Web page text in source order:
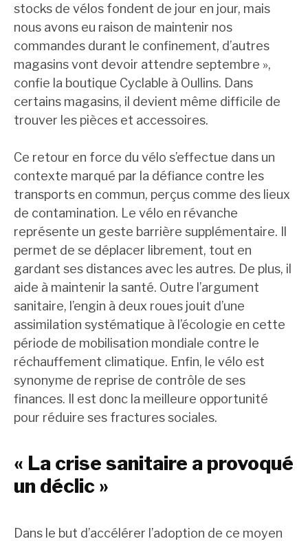
stocks de vélos fondent de jour en jour, mais
nous avons eu raison de maintenir nos
commandes durant le confinement, d’autres
magasins vont devoir attendre septembre »,
confie la boutique Cyclable à Oullins. Dans
certains magasins, il devient même difficile de
trouver les pièces et accessoires.
Ce retour en force du vélo s’effectue dans un
contexte marqué par la défiance contre les
transports en commun, perçus comme des lieux
de contamination. Le vélo en révanche
représente un geste barrière supplémentaire. Il
permet de se déplacer librement, tout en
gardant ses distances avec les autres. De plus, il
aide à maintenir la santé. Outre l’argument
sanitaire, l’engin à deux roues jouit d’une
assimilation systématique à l’écologie en cette
période de mobilisation mondiale contre le
réchauffement climatique. Enfin, le vélo est
synonyme de reprise de contrôle de ses
finances. Il est donc la meilleure opportunité
pour réduire ses fractures sociales.
« La crise sanitaire a provoqué
un déclic »
Dans le but d’accélérer l’adoption de ce moyen